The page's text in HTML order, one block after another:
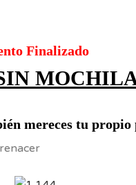
Finalizado
mereces tu propio